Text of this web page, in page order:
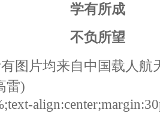
学有所成
不负所望
有图片均来自中国载人
雷)